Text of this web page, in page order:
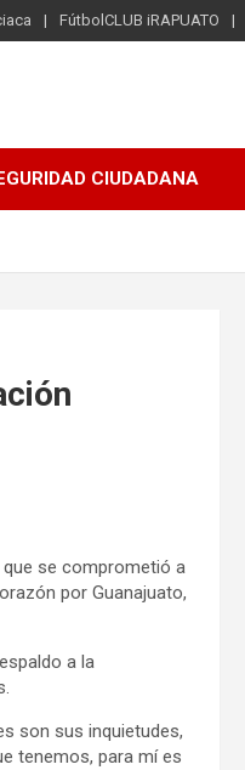
FútbolCLUB iRAPUATO
CIUDADANA
se comprometió a
por Guanajuato,
a la
son sus inquietudes,
tenemos, para mí es